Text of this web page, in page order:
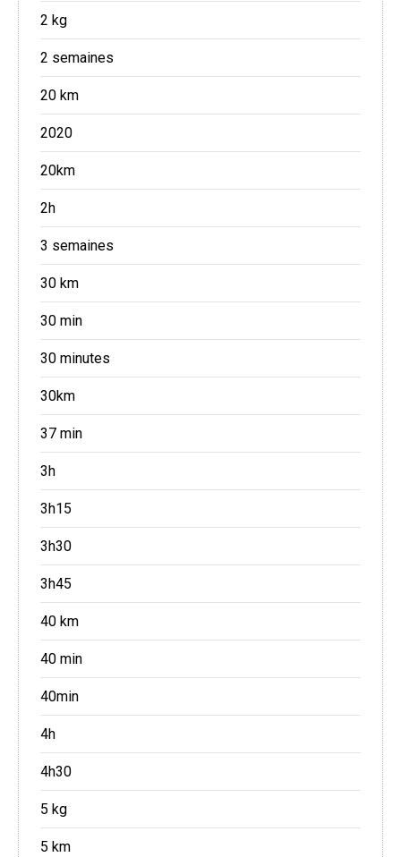
2 kg
2 semaines
20 km
2020
20km
2h
3 semaines
30 km
30 min
30 minutes
30km
37 min
3h
3h15
3h30
3h45
40 km
40 min
40min
4h
4h30
5 kg
5 km